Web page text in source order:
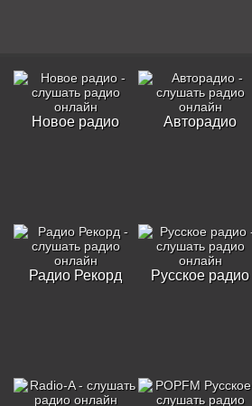
Новое радио Авторадио
Радио Рекорд Русское радио